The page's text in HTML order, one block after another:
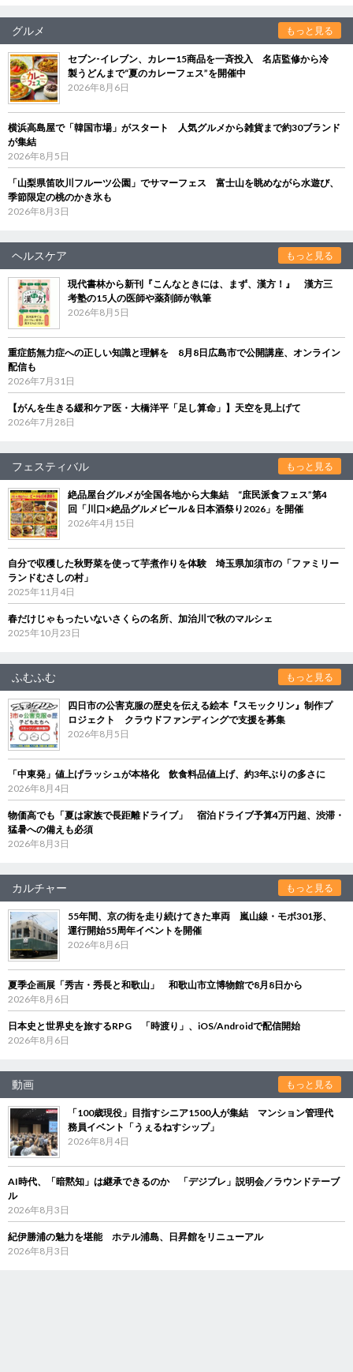
グルメ もっと見る
セブン‐イレブン、カレー15商品を一斉投入 名店監修から冷
製うどんまで“夏のカレーフェス”を開催中
2026年8月6日
横浜高島屋で「韓国市場」がスタート 人気グルメから雑貨まで約30ブランド
が集結
2026年8月5日
「山梨県笛吹川フルーツ公園」でサマーフェス 富士山を眺めながら水遊び、
季節限定の桃のかき氷も
2026年8月3日
ヘルスケア もっと見る
現代書林から新刊『こんなときには、まず、漢方！』 漢方三
考塾の15人の医師や薬剤師が執筆
2026年8月5日
重症筋無力症への正しい知識と理解を 8月8日広島市で公開講座、オンライン
配信も
2026年7月31日
【がんを生きる緩和ケア医・大橋洋平「足し算命」】天空を見上げて
2026年7月28日
フェスティバル もっと見る
絶品屋台グルメが全国各地から大集結 “庶民派食フェス”第4
回「川口×絶品グルメビール＆日本酒祭り2026」を開催
2026年4月15日
自分で収穫した秋野菜を使って芋煮作りを体験 埼玉県加須市の「ファミリー
ランドむさしの村」
2025年11月4日
春だけじゃもったいないさくらの名所、加治川で秋のマルシェ
2025年10月23日
ふむふむ もっと見る
四日市の公害克服の歴史を伝える絵本『スモックリン』制作プ
ロジェクト クラウドファンディングで支援を募集
2026年8月5日
「中東発」値上げラッシュが本格化 飲食料品値上げ、約3年ぶりの多さに
2026年8月4日
物価高でも「夏は家族で長距離ドライブ」 宿泊ドライブ予算4万円超、渋滞・
猛暑への備えも必須
2026年8月3日
カルチャー もっと見る
55年間、京の街を走り続けてきた車両 嵐山線・モボ301形、
運行開始55周年イベントを開催
2026年8月6日
夏季企画展「秀吉・秀長と和歌山」 和歌山市立博物館で8月8日から
2026年8月6日
日本史と世界史を旅するRPG 「時渡り」、iOS/Androidで配信開始
2026年8月6日
動画 もっと見る
「100歳現役」目指すシニア1500人が集結 マンション管理代
務員イベント「うぇるねすシップ」
2026年8月4日
AI時代、「暗黙知」は継承できるのか 「デジブレ」説明会／ラウンドテーブ
ル
2026年8月3日
紀伊勝浦の魅力を堪能 ホテル浦島、日昇館をリニューアル
2026年8月3日